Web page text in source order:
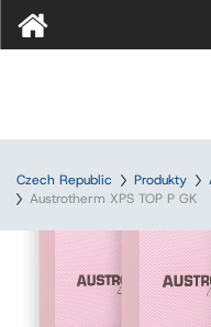
Czech Republic Produkty
Austrotherm XPS TOP P GK